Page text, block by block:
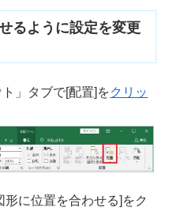
るように設定を変更
」タブで[配置]をクリッ
に位置を合わせる]をク